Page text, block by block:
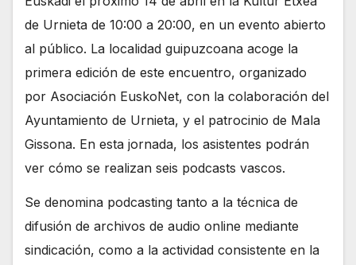
de Urnieta de 10:00 a 20:00, en un evento abierto
al público. La localidad guipuzcoana acoge la
primera edición de este encuentro, organizado
por Asociación EuskoNet, con la colaboración del
Ayuntamiento de Urnieta, y el patrocinio de Mala
Gissona. En esta jornada, los asistentes podrán
ver cómo se realizan seis podcasts vascos.
Se denomina podcasting tanto a la técnica de
difusión de archivos de audio online mediante
sindicación, como a la actividad consistente en la